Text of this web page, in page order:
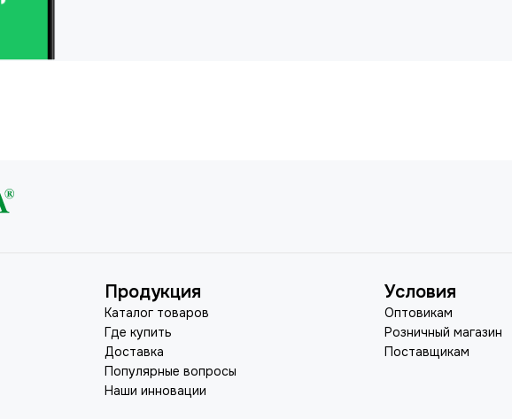
Продукция
Каталог товаров
Где купить
Доставка
Популярные вопросы
Наши инновации
Условия
Оптовикам
Розничный магазин
Поставщикам